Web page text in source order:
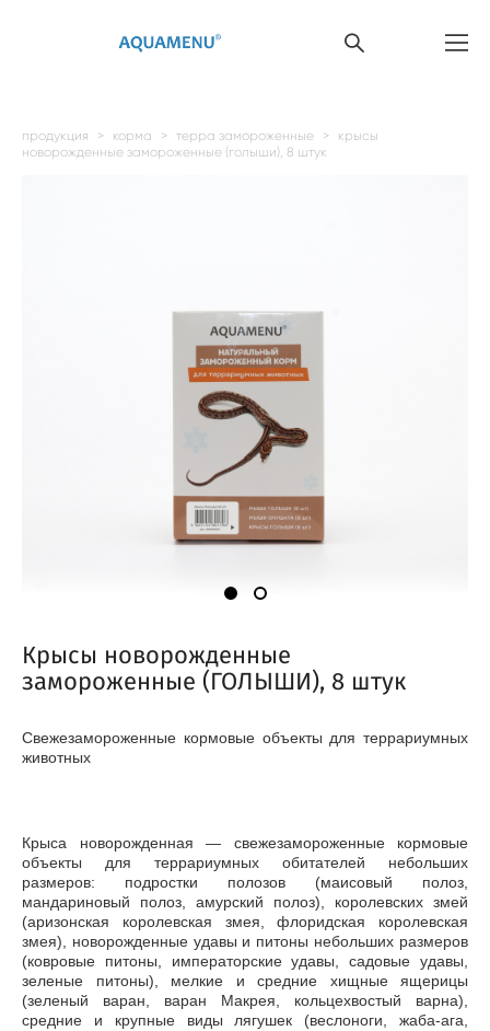
продукция > корма > терра замороженные > крысы
новорожденные замороженные (голыши), 8 штук
Крысы новорожденные
замороженные (ГОЛЫШИ), 8 штук
Свежезамороженные кормовые объекты для террариумных
животных
Крыса новорожденная — свежезамороженные кормовые
объекты для террариумных обитателей небольших
размеров: подростки полозов (маисовый полоз,
мандариновый полоз, амурский полоз), королевских змей
(аризонская королевская змея, флоридская королевская
змея), новорожденные удавы и питоны небольших размеров
(ковровые питоны, императорские удавы, садовые удавы,
зеленые питоны), мелкие и средние хищные ящерицы
(зеленый варан, варан Макрея, кольцехвостый варна),
средние и крупные виды лягушек (веслоноги, жаба-ага,